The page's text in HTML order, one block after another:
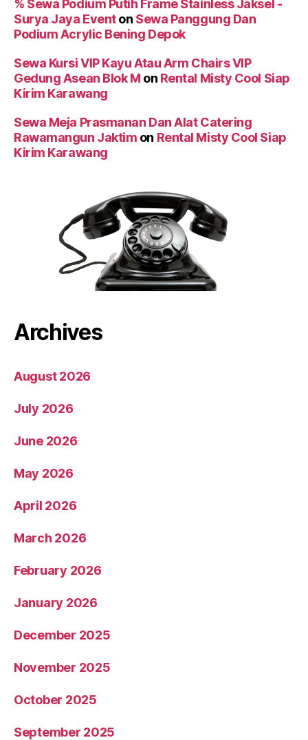
% Sewa Podium Putih Frame Stainless Jaksel -
Surya Jaya Eventon Sewa Panggung Dan
Podium Acrylic Bening Depok
Sewa Kursi VIP Kayu Atau Arm Chairs VIP
Gedung Asean Blok M on Rental Misty Cool Siap
Kirim Karawang
Sewa Meja Prasmanan Dan Alat Catering
Rawamangun Jaktim on Rental Misty Cool Siap
Kirim Karawang
Archives
August 2026
July 2026
June 2026
May 2026
April 2026
March 2026
February 2026
January 2026
December 2025
November 2025
October 2025
September 2025